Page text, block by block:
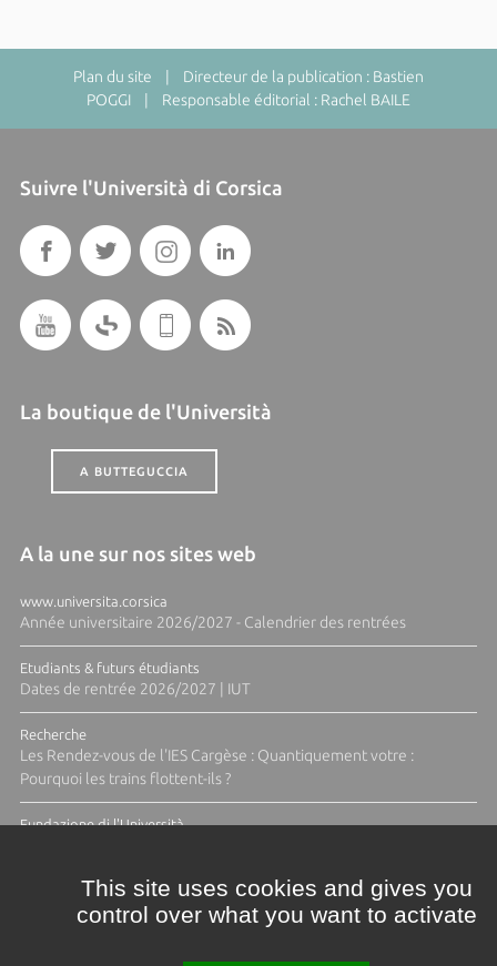
Plan du site | Directeur de la publication : Bastien
POGGI | Responsable éditorial : Rachel BAILE
Suivre l'Università di Corsica
La boutique de l'Università
A BUTTEGUCCIA
A la une sur nos sites web
www.universita.corsica
Année universitaire 2026/2027 - Calendrier des rentrées
Etudiants & futurs étudiants
Dates de rentrée 2026/2027 | IUT
Recherche
Les Rendez-vous de l'IES Cargèse : Quantiquement votre :
Pourquoi les trains flottent-ils ?
Fundazione di l'Università
This site uses cookies and gives you
control over what you want to activate